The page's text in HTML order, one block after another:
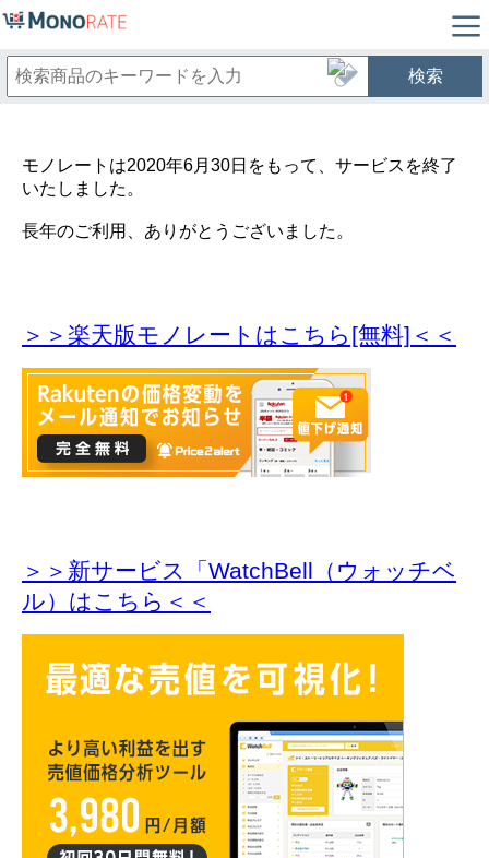
検索
モノレートは2020年6月30日をもって、サービスを終了
いたしました。
長年のご利用、ありがとうございました。
＞＞楽天版モノレートはこちら[無料]＜＜
＞＞新サービス「WatchBell（ウォッチベ
ル）はこちら＜＜